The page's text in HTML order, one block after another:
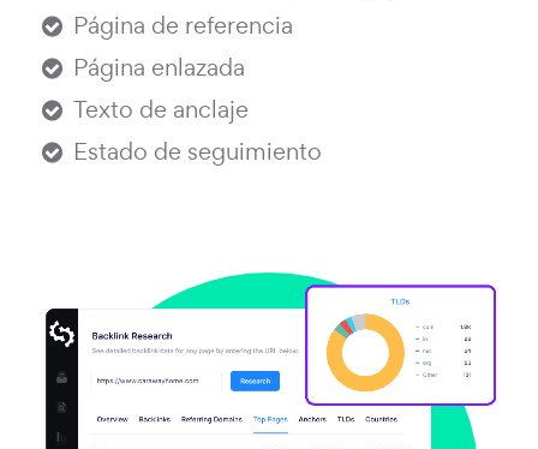
Página de referencia
Página enlazada
Texto de anclaje
Estado de seguimiento